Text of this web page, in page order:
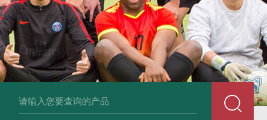
THP-10花篮式单冲压片机 反复式切药机 EGY-10系列长沙中南药